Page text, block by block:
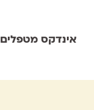
אינדקס מטפלים